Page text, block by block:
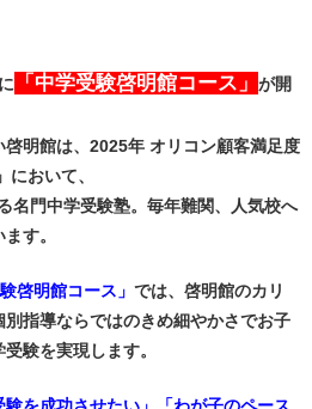
「中学受験啓明館コース」 が開
明館は、2025年 オリコン顧客満足度
おいて、
名門中学受験塾。毎年難関、人気校へ
す。
啓明館コース」 では、啓明館のカリ
指導ならではのきめ細やかさでお子
験を実現します。